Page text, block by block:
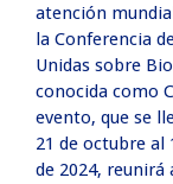
atención
la Conferencia
Unidas sobre
conocida como
evento, que se
21 de octubre al
de 2024,